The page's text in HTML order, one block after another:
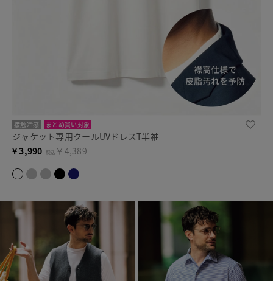
接触冷感 まとめ買い対象
ジャケット専用クールUVドレスT半袖
¥3,990 税込 ￥4,389